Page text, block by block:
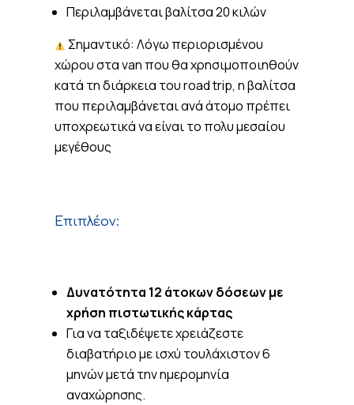
Περιλαμβάνεται βαλίτσα 20 κιλών
Σημαντικό: Λόγω περιορισμένου
χώρου στα van που θα χρησιμοποιηθούν
κατά τη διάρκεια του road trip, η βαλίτσα
που περιλαμβάνεται ανά άτομο πρέπει
υποχρεωτικά να είναι το πολυ μεσαίου
μεγέθους
Επιπλέον:
Δυνατότητα 12 άτοκων δόσεων με
χρήση πιστωτικής κάρτας
Για να ταξιδέψετε χρειάζεστε
διαβατήριο με ισχύ τουλάχιστον 6
μηνών μετά την ημερομηνία
αναχώρησης.